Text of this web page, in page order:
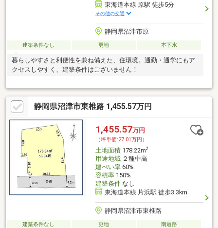
東海道本線 原駅 徒歩5分
その他の交通
静岡県沼津市原
建築条件なし 更地 本下水
暮らしやすさと利便性を兼ね備えた、住環境。通勤・通学にもア
クセスしやすく、建築条件はございません！
静岡県沼津市東椎路 1,455.57万円
1,455.57万円
（坪単価:27.01万円）
土地面積178.22m2
用途地域２種中高
建ぺい率60%
容積率150%
建築条件なし
東海道本線 片浜駅 徒歩3.3km
静岡県沼津市東椎路
建築条件なし 更地
南道路